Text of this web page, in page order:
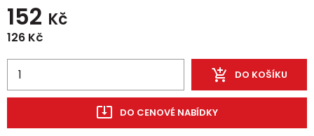
152 Kč
126 Kč
DO KOŠÍKU
DO CENOVÉ NABÍDKY